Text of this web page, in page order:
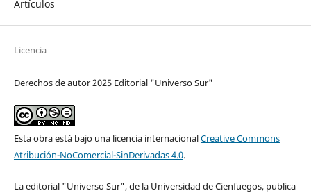
Artículos
Licencia
Derechos de autor 2025 Editorial "Universo Sur"
Esta obra está bajo una licencia internacionalCreative Commons
Atribución-NoComercial-SinDerivadas 4.0.
La editorial "Universo Sur", de la Universidad de Cienfuegos, publica